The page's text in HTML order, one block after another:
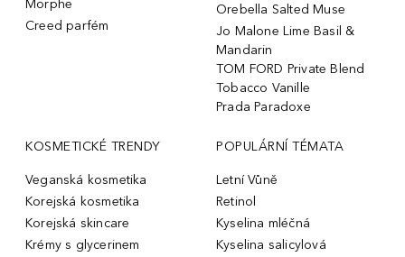
Morphe
Creed parfém
Orebella Salted Muse
Jo Malone Lime Basil &
Mandarin
TOM FORD Private Blend
Tobacco Vanille
Prada Paradoxe
KOSMETICKÉ TRENDY
Veganská kosmetika
Korejská kosmetika
Korejská skincare
Krémy s glycerinem
POPULÁRNÍ TÉMATA
Letní Vůně
Retinol
Kyselina mléčná
Kyselina salicylová